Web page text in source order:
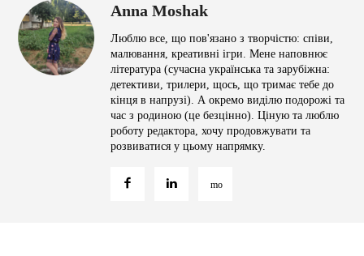
Anna Moshak
Люблю все, що пов'язано з творчістю: співи,
малювання, креативні ігри. Мене наповнює
література (сучасна українська та зарубіжна:
детективи, трилери, щось, що тримає тебе до
кінця в напрузі). А окремо виділю подорожі та
час з родиною (це безцінно). Ціную та люблю
роботу редактора, хочу продовжувати та
розвиватися у цьому напрямку.